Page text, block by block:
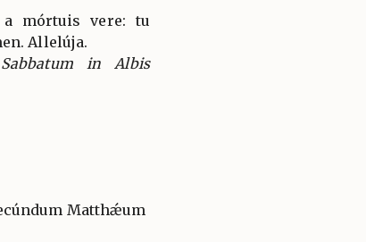
a mórtuis vere: tu
Allelúja.
in Albis
Matthǽum